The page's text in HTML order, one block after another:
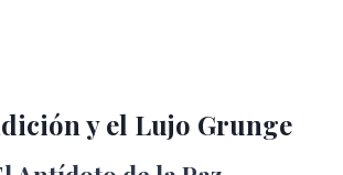
y el Lujo Grunge